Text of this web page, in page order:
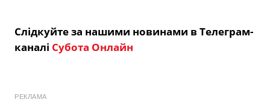
Слідкуйте за нашими новинами в Телеграм-
каналі Субота Онлайн
РЕКЛАМА